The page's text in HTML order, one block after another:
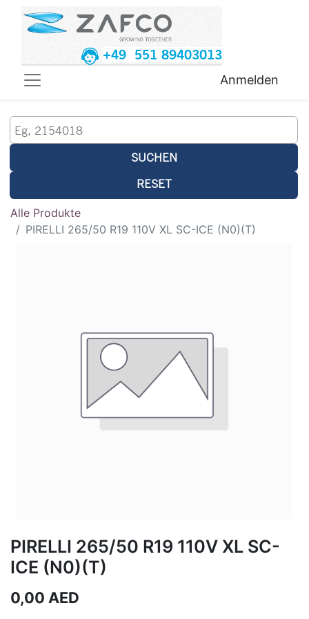
+49 551 89403013
Anmelden
SUCHEN
RESET
Alle Produkte
PIRELLI 265/50 R19 110V XL SC-ICE (N0)(T)
PIRELLI 265/50 R19 110V XL SC-
ICE (N0)(T)
0,00 AED